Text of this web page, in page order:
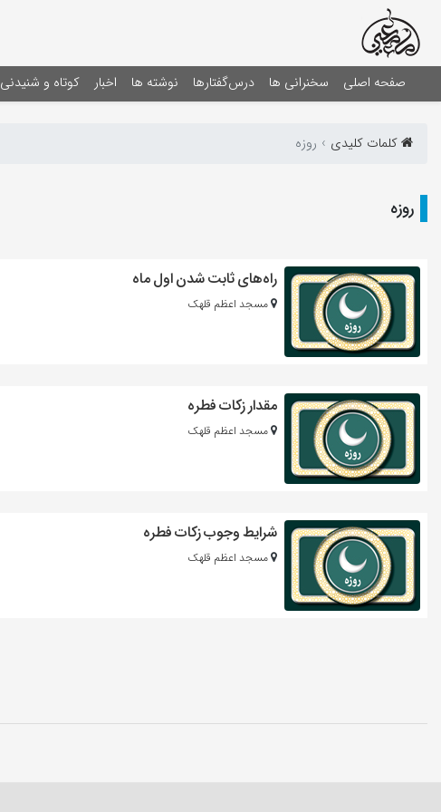
صفحه اصلی سخنرانی ها درس‌گفتارها نوشته ها اخبار کوتاه و شنیدنی
کلمات کلیدی روزه
روزه
راه‌های ثابت شدن اول ماه
مسجد اعظم قلهک
مقدار زکات فطره
مسجد اعظم قلهک
شرایط وجوب زکات فطره
مسجد اعظم قلهک